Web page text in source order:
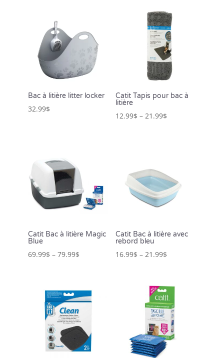
Bac à litière litter locker
32.99$
Catit Tapis pour bac à
litière
12.99$ – 21.99$
Catit Bac à litière Magic
Blue
69.99$ – 79.99$
Catit Bac à litière avec
rebord bleu
16.99$ – 21.99$